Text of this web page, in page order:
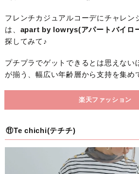
フレンチカジュアルコーデにチャレン
は、 apart by lowrys(アパートバイロ
探してみて♪
プチプラでゲットできるとは思えない
が揃う、幅広い年齢層から支持を集め
楽天ファッション
⑪Te chichi(テチチ)